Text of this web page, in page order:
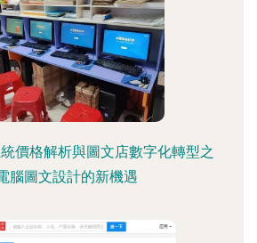
價格解析與圖文店數字化轉型之
腦圖文設計的新機遇